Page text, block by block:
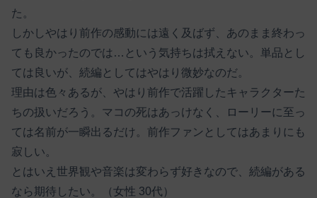
た。
しかしやはり前作の感動には遠く及ばず、あのまま終わっ
ても良かったのでは…という気持ちは拭えない。単品とし
ては良いが、続編としてはやはり微妙なのだ。
理由は色々あるが、やはり前作で活躍したキャラクターた
ちの扱いだろう。マコの死はあっけなく、ローリーに至っ
ては名前が一瞬出るだけ。前作ファンとしてはあまりにも
寂しい。
とはいえ世界観や音楽は変わらず好きなので、続編がある
なら期待したい。（女性 30代）